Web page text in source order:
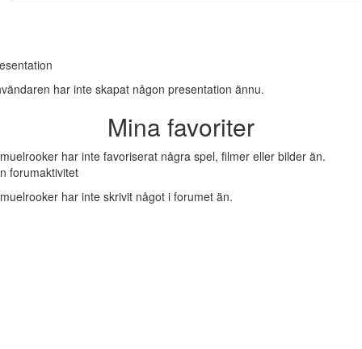
har inte skapat någon presentation ännu.
Mina favoriter
har inte favoriserat några spel, filmer eller bilder än.
forumaktivitet
har inte skrivit något i forumet än.